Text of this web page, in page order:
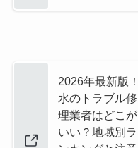
2026年最新版！
水のトラブル修
理業者はどこが
いい？地域別ラ